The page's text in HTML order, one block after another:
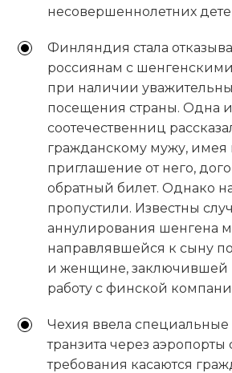
несовершеннолетних
Финляндия стала
россиянам с
при наличии
посещения страны. Одна
соотечественниц
гражданскому мужу, имея
приглашение от него,
обратный билет. Однако
пропустили. Известны
аннулирования шенгена
направлявшейся к сыну
и женщине, заключившей
работу с финской
Чехия ввела специальные
транзита через
требования касаются